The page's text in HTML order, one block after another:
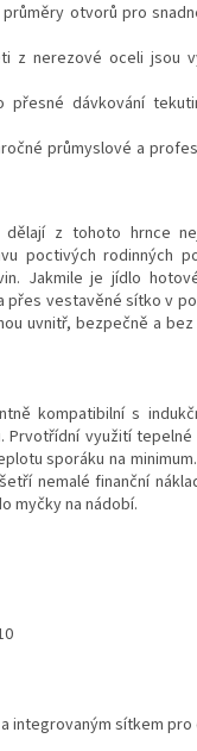
otvorů pro
z nerezové oceli jsou
přesné dávkování
průmyslové a
z tohoto hrnce
poctivých rodinných
Jakmile je jídlo
vestavěné sítko v
uvnitř, bezpečně a
kompatibilní s
Prvotřídní využití
sporáku na
nemalé finanční
myčky na nádobí.
integrovaným sítkem pro